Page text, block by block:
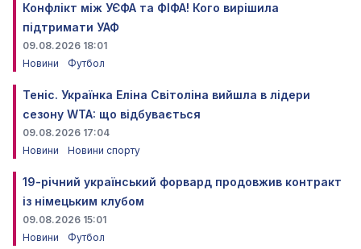
Конфлікт між УЄФА та ФІФА! Кого вирішила
підтримати УАФ
09.08.2026 18:01
Новини
Футбол
Теніс. Українка Еліна Світоліна вийшла в лідери
сезону WTA: що відбувається
09.08.2026 17:04
Новини
Новини спорту
19-річний український форвард продовжив контракт
із німецьким клубом
09.08.2026 15:01
Новини
Футбол